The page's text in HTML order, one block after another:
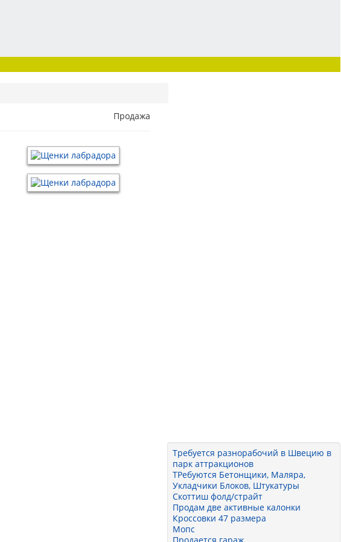
Продажа
Требуется разнорабочий в Швецию в
парк аттракционов
ТРебуются Бетонщики, Маляра,
Укладчики Блоков, Штукатуры
Скоттиш фолд/страйт
Продам две активные калонки
Кроссовки 47 размера
Мопс